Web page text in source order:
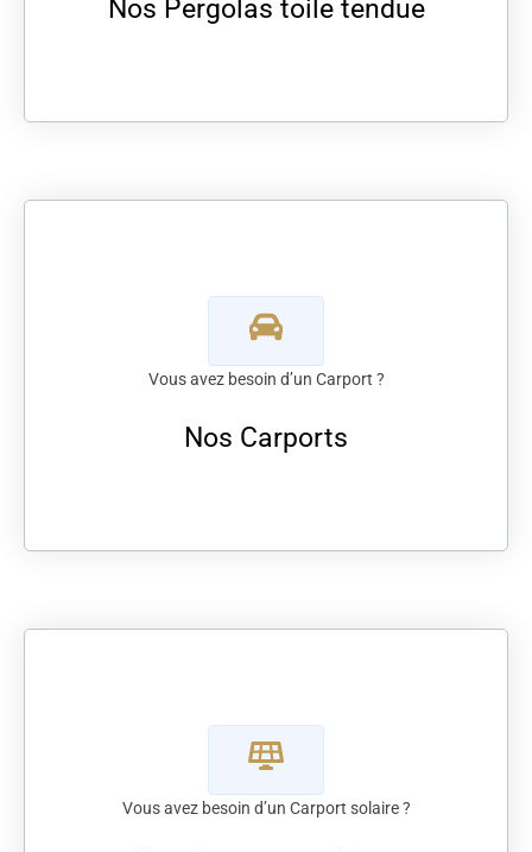
Nos Pergolas toile tendue
Vous avez besoin d’un Carport ?
Nos Carports
Vous avez besoin d’un Carport solaire ?